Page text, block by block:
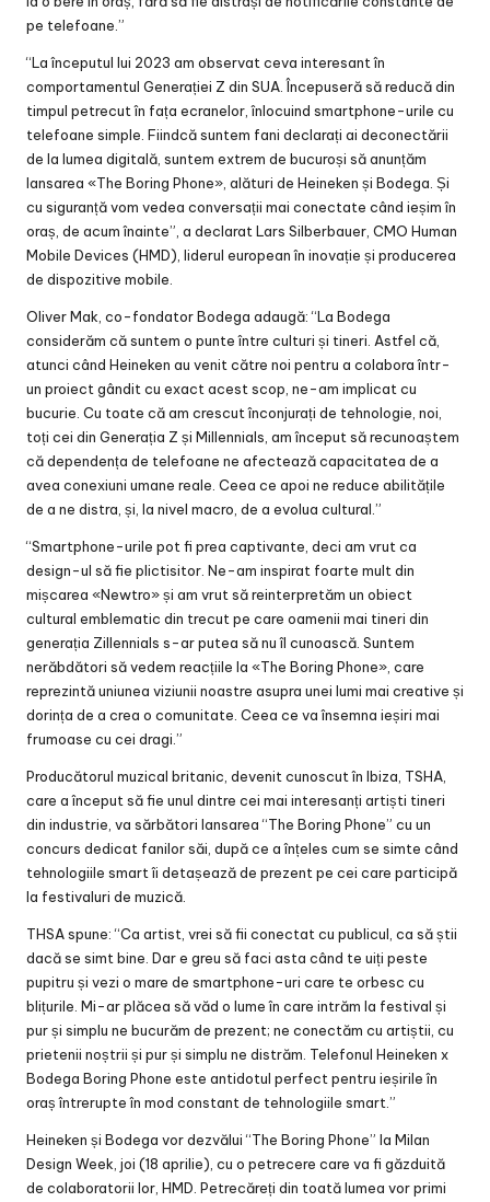
pe telefoane.”
“La începutul lui 2023 am observat ceva interesant în
comportamentul Generației Z din SUA. Începuseră să reducă din
timpul petrecut în fața ecranelor, înlocuind smartphone-urile cu
telefoane simple. Fiindcă suntem fani declarați ai deconectării
de la lumea digitală, suntem extrem de bucuroși să anunțăm
lansarea «The Boring Phone», alături de Heineken și Bodega. Și
cu siguranță vom vedea conversații mai conectate când ieșim în
oraș, de acum înainte”, a declarat Lars Silberbauer, CMO Human
Mobile Devices (HMD), liderul european în inovație și producerea
de dispozitive mobile.
Oliver Mak, co-fondator Bodega adaugă: “La Bodega
considerăm că suntem o punte între culturi și tineri. Astfel că,
atunci când Heineken au venit către noi pentru a colabora într-
un proiect gândit cu exact acest scop, ne-am implicat cu
bucurie. Cu toate că am crescut înconjurați de tehnologie, noi,
toți cei din Generația Z și Millennials, am început să recunoaștem
că dependența de telefoane ne afectează capacitatea de a
avea conexiuni umane reale. Ceea ce apoi ne reduce abilitățile
de a ne distra, și, la nivel macro, de a evolua cultural.”
“Smartphone-urile pot fi prea captivante, deci am vrut ca
design-ul să fie plictisitor. Ne-am inspirat foarte mult din
mișcarea «Newtro» și am vrut să reinterpretăm un obiect
cultural emblematic din trecut pe care oamenii mai tineri din
generația Zillennials s-ar putea să nu îl cunoască. Suntem
nerăbdători să vedem reacțiile la «The Boring Phone», care
reprezintă uniunea viziunii noastre asupra unei lumi mai creative și
dorința de a crea o comunitate. Ceea ce va însemna ieșiri mai
frumoase cu cei dragi.”
Producătorul muzical britanic, devenit cunoscut în Ibiza, TSHA,
care a început să fie unul dintre cei mai interesanți artiști tineri
din industrie, va sărbători lansarea “The Boring Phone” cu un
concurs dedicat fanilor săi, după ce a înțeles cum se simte când
tehnologiile smart îi detașează de prezent pe cei care participă
la festivaluri de muzică.
THSA spune: “Ca artist, vrei să fii conectat cu publicul, ca să știi
dacă se simt bine. Dar e greu să faci asta când te uiți peste
pupitru și vezi o mare de smartphone-uri care te orbesc cu
blițurile. Mi-ar plăcea să văd o lume în care intrăm la festival și
pur și simplu ne bucurăm de prezent; ne conectăm cu artiștii, cu
prietenii noștrii și pur și simplu ne distrăm. Telefonul Heineken x
Bodega Boring Phone este antidotul perfect pentru ieșirile în
oraș întrerupte în mod constant de tehnologiile smart.”
Heineken și Bodega vor dezvălui “The Boring Phone” la Milan
Design Week, joi (18 aprilie), cu o petrecere care va fi găzduită
de colaboratorii lor, HMD. Petrecăreți din toată lumea vor primi